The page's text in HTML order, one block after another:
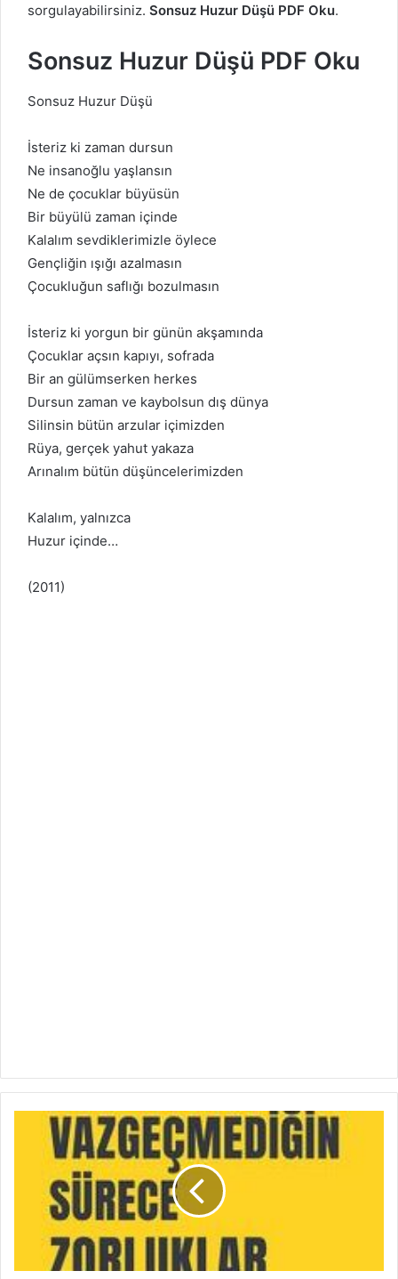
sorgulayabilirsiniz. Sonsuz Huzur Düşü PDF Oku.
Sonsuz Huzur Düşü PDF Oku
Sonsuz Huzur Düşü
İsteriz ki zaman dursun
Ne insanoğlu yaşlansın
Ne de çocuklar büyüsün
Bir büyülü zaman içinde
Kalalım sevdiklerimizle öylece
Gençliğin ışığı azalmasın
Çocukluğun saflığı bozulmasın
İsteriz ki yorgun bir günün akşamında
Çocuklar açsın kapıyı, sofrada
Bir an gülümserken herkes
Dursun zaman ve kaybolsun dış dünya
Silinsin bütün arzular içimizden
Rüya, gerçek yahut yakaza
Arınalım bütün düşüncelerimizden
Kalalım, yalnızca
Huzur içinde…
(2011)